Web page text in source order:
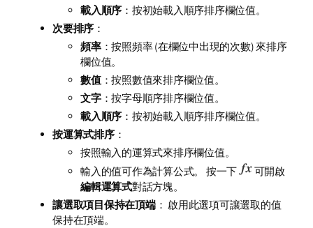
載入順序 ：按初始載入順序排序欄位值。
次要排序 ：
頻率：按照頻率 (在欄位中出現的次數) 來排序
欄位值。
數值：按照數值來排序欄位值。
文字：按字母順序排序欄位值。
載入順序 ：按初始載入順序排序欄位值。
按運算式排序：
按照輸入的運算式來排序欄位值。
輸入的值可作為計算公式。 按一下
可開啟
編輯運算式對話方塊。
讓選取項目保持在頂端： 啟用此選項可讓選取的值
保持在頂端。